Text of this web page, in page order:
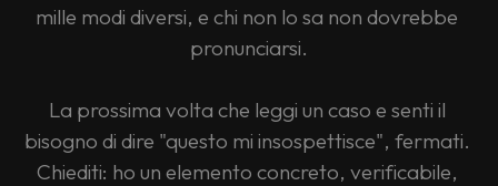
mille modi diversi, e chi non lo sa non dovrebbe
pronunciarsi.
La prossima volta che leggi un caso e senti il
bisogno di dire "questo mi insospettisce", fermati.
Chiediti: ho un elemento concreto, verificabile,